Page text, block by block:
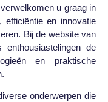
u graag in
en innovatie
Bij de website van
de
en praktische
onderwerpen die